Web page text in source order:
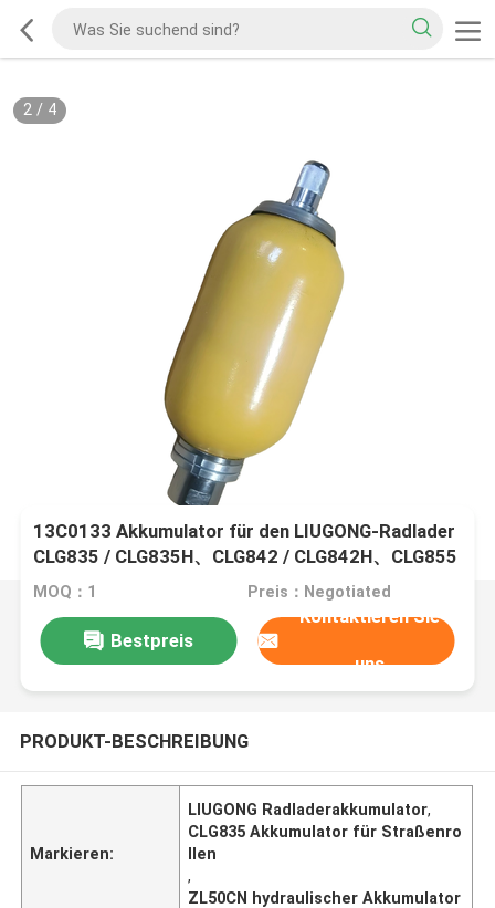
2/ 4
13C0133 Akkumulator für den LIUGONG-Radlader
CLG835 / CLG835H、CLG842 / CLG842H、CLG855
/ CLG855N / CLG855H、ZL50C / ZL50CN
MOQ：1 Preis：Negotiated
Bestpreis
Kontaktieren Sie
uns
PRODUKT-BESCHREIBUNG
Markieren:
LIUGONG Radladerakkumulator,
CLG835 Akkumulator für Straßenro
llen
,
ZL50CN hydraulischer Akkumulator